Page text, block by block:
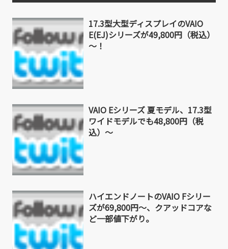
17.3型大型ディスプレイのVAIO
E(EJ)シリーズが49,800円（税込）
～！
VAIO Eシリーズ 夏モデル、17.3型
ワイドモデルでも48,800円（税
込）～
ハイエンドノートのVAIO Fシリー
ズが69,800円～、クアッドコアな
ど一部値下がり。